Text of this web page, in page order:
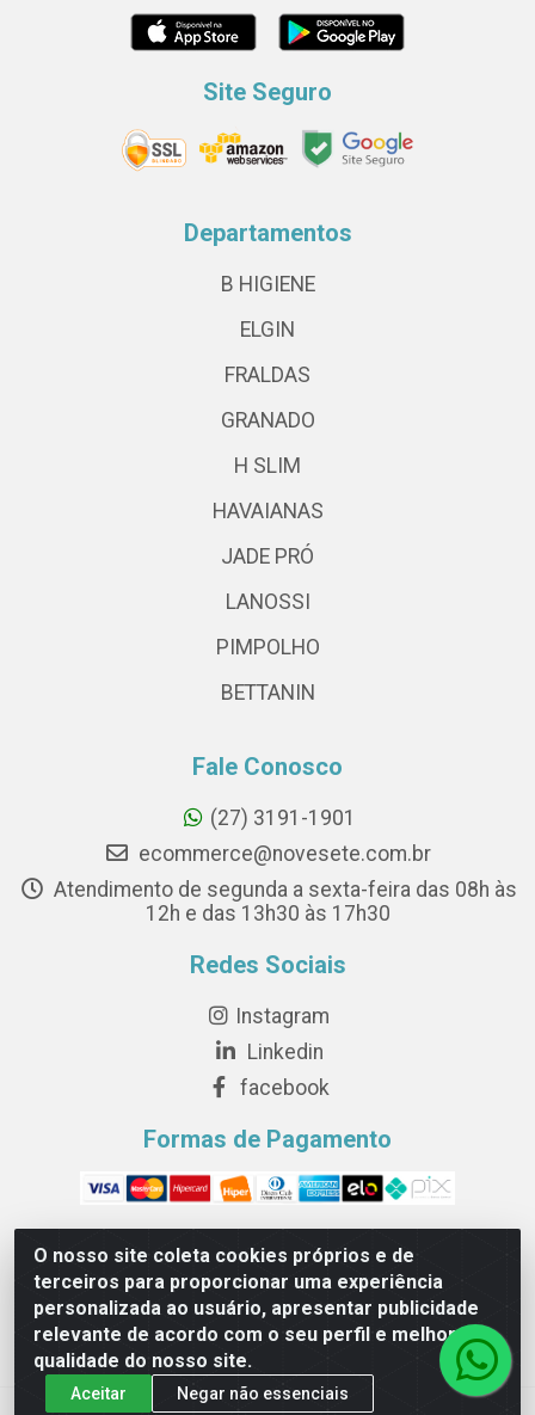
O nosso site coleta cookies próprios e de
terceiros para proporcionar uma experiência
personalizada ao usuário, apresentar publicidade
relevante de acordo com o seu perfil e melhorar a
qualidade do nosso site.
Aceitar Negar não essenciais
Site Seguro
Departamentos
B HIGIENE
ELGIN
FRALDAS
GRANADO
H SLIM
HAVAIANAS
JADE PRÓ
LANOSSI
PIMPOLHO
BETTANIN
Fale Conosco
(27) 3191-1901
ecommerce@novesete.com.br
Atendimento de segunda a sexta-feira das 08h às
12h e das 13h30 às 17h30
Redes Sociais
Instagram
Linkedin
facebook
Formas de Pagamento
Novesete Distribuidora LTDA - Avenida Setecentos, S/N,
Terminal Intermodal da Serra, Serra/ES - CEP 29161-414 -
CNPJ 29.479.604/0001-44